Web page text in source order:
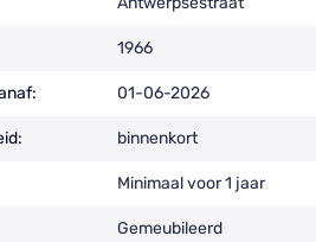
1966
01-06-2026
binnenkort
Minimaal voor 1 jaar
Gemeubileerd